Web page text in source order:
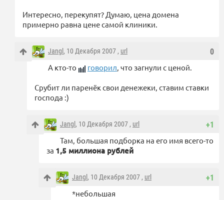
Интересно, перекупят? Думаю, цена домена
примерно равна цене самой клиники.
0
Jangl , 10 Декабря 2007 , url
А кто-то говорил, что загнули с ценой.
Срубит ли паренёк свои денежеки, ставим ставки
господа :)
+1
Jangl , 10 Декабря 2007 , url
Там, большая подборка на его имя всего-то
за 1,5 миллиона рублей
+1
Jangl , 10 Декабря 2007 , url
*небольшая